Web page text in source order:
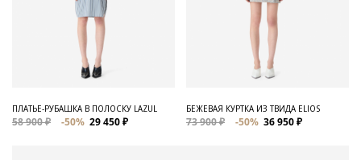
ПЛАТЬЕ-РУБАШКА В ПОЛОСКУ LAZUL
58 900 ₽ -50% 29 450 ₽
БЕЖЕВАЯ КУРТКА ИЗ ТВИДА ELIOS
73 900 ₽ -50% 36 950 ₽